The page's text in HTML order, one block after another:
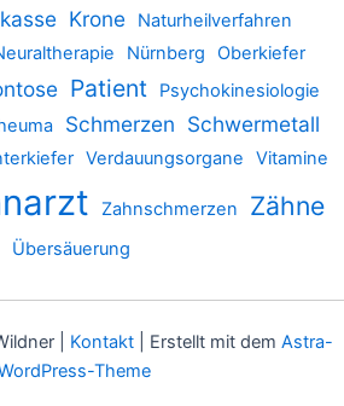
Krone
Naturheilverfahren
Nürnberg
Oberkiefer
Patient
Psychokinesiologie
Schmerzen Schwermetall
Verdauungsorgane Vitamine
Zahnschmerzen Zähne
Übersäuerung
| Kontakt | Erstellt mit dem Astra-
Theme